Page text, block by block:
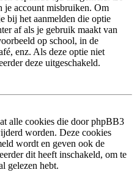
je account misbruiken. Om
bij het aanmelden die optie
af als je gebruik maakt van
op school, in de
enz. Als deze optie niet
deze uitgeschakeld.
alle cookies die door phpBB3
worden. Deze cookies
wordt en geven ook de
dit heeft inschakeld, om te
gelezen hebt.